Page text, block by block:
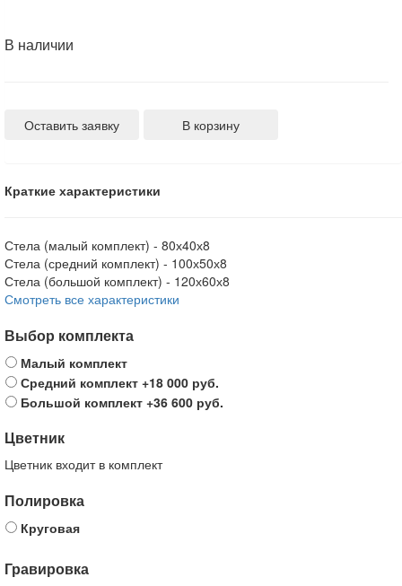
В наличии
Оставить заявку В корзину
Краткие характеристики
Стела (малый комплект) - 80х40х8
Стела (средний комплект) - 100х50х8
Стела (большой комплект) - 120х60х8
Смотреть все характеристики
Выбор комплекта
Малый комплект
Средний комплект +18 000 руб.
Большой комплект +36 600 руб.
Цветник
Цветник входит в комплект
Полировка
Круговая
Гравировка